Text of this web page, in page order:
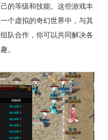
的等级和技能。这些游戏丰
个虚拟的奇幻世界中，与其
队合作，你可以共同解决各
。